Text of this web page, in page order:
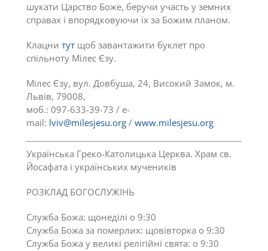
шукати Царство Боже, беручи участь у земних
справах і впорядковуючи їх за Божим планом.
Клацнитут щоб завантажити буклет про
спільноту Мілес Єзу.
Мілес Єзу, вул. Довбуша, 24, Високий Замок, м.
Львів, 79008,
моб.: 097-633-39-73 / e-
mail: lviv@milesjesu.org /www.milesjesu.org
Українська Греко-Католицька Церква. Храм св.
Йосафата і українських мучеників
РОЗКЛАД БОГОСЛУЖІНЬ
Служба Божа: щонеділі о 9:30
Служба Божа за померлих: щовівторка о 9:30
Служба Божа у великі релігійні свята: о 9:30